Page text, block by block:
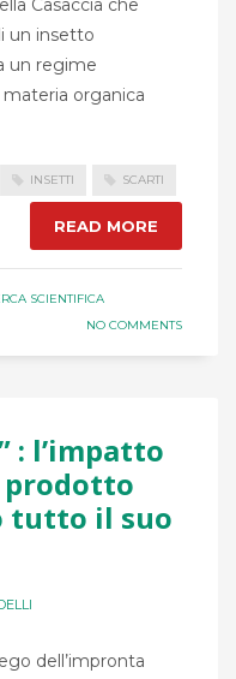
Casaccia che
un insetto
un regime
organica
INSETTI SCARTI
READ MORE
SCIENTIFICA
NO COMMENTS
: l’impatto
prodotto
tutto il suo
dell’impronta